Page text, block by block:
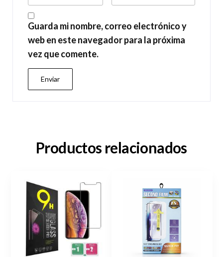
Guarda mi nombre, correo electrónico y
web en este navegador para la próxima
vez que comente.
Productos relacionados